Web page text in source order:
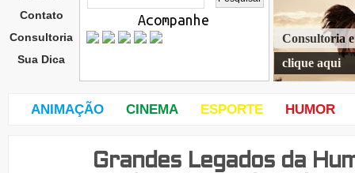
Contato
Consultoria
Sua Dica
Acompanhe
Consultoria
clique aqui
ANIMAÇÃO CINEMA ESPORTE HUMOR
Grandes Legados da